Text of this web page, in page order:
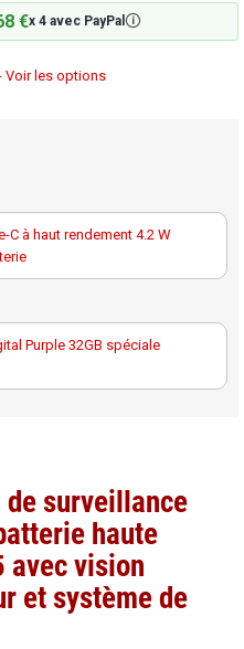
€x 4 avec PayPal 🛈
Voir les options
C à haut rendement 4.2 W
C modèle E à haut
EZVIZ sur batterie
Purple 32GB spéciale
Purple 256GB spéciale
de surveillance
haute
avecvision
et système de